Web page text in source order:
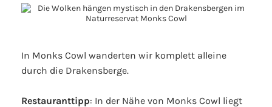
In Monks Cowl wanderten wir komplett alleine
durch die Drakensberge.
Restauranttipp: In der Nähe von Monks Cowl liegt